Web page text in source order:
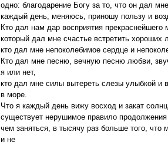
одно: благодарение Богу за то, что он дал
каждый день, меняюсь, приношу пользу и
Кто дал нам дар восприятия прекраснейшего
который дал мне счастье встретить хороших
кто дал мне непоколебимое сердце и
Кто дал мне песню, вечную песню любви,
я или нет,
кто дал мне силы вытереть слезы улыбкой и
в море.
Что я каждый день вижу восход и закат
существует нерушимое правило
чем заняться, в тысячу раз больше того, что
и не